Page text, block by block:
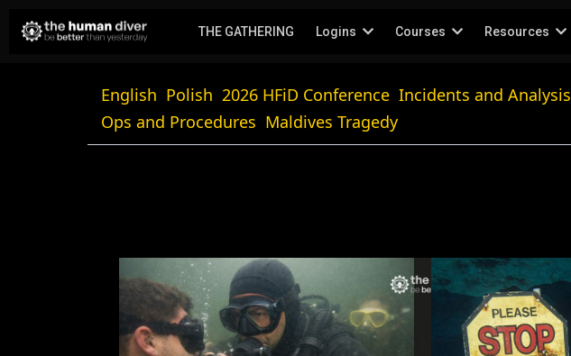
THE GATHERING Logins Courses Resources
English Polish 2026 HFiD Conference Incidents and Analysis
Ops and Procedures Maldives Tragedy